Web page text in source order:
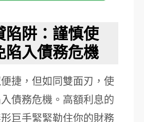
陷阱：謹慎使
陷入債務危機
捷，但如同雙面刃，使
債務危機。高額利息的
巨手緊緊勒住你的財務